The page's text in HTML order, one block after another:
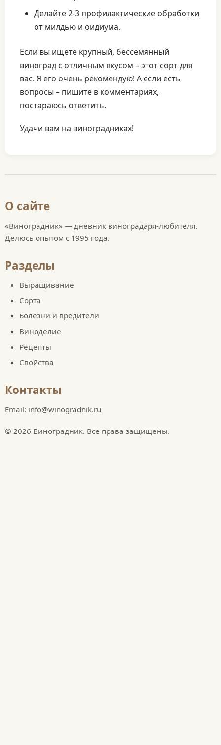
Делайте 2-3 профилактические обработки
от милдью и оидиума.
Если вы ищете крупный, бессемянный
виноград с отличным вкусом – этот сорт для
вас. Я его очень рекомендую! А если есть
вопросы – пишите в комментариях,
постараюсь ответить.
Удачи вам на виноградниках!
О сайте
«Виноградник» — дневник виноградаря-любителя.
Делюсь опытом с 1995 года.
Разделы
Выращивание
Сорта
Болезни и вредители
Виноделие
Рецепты
Свойства
Контакты
Email: info@winogradnik.ru
© 2026 Виноградник. Все права защищены.